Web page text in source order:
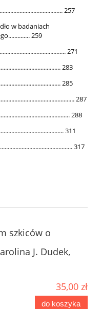
257
w badaniach
259
271
283
285
287
288
311
317
szkiców o
J. Dudek,
35,00 zł
do koszyka